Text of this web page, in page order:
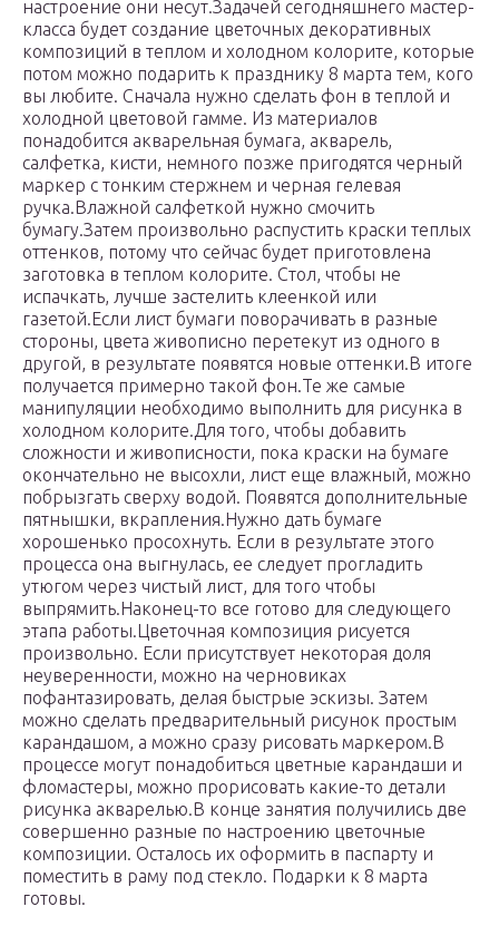
настроение они несут.Задачей сегодняшнего мастер-
класса будет создание цветочных декоративных
композиций в теплом и холодном колорите, которые
потом можно подарить к празднику 8 марта тем, кого
вы любите. Сначала нужно сделать фон в теплой и
холодной цветовой гамме. Из материалов
понадобится акварельная бумага, акварель,
салфетка, кисти, немного позже пригодятся черный
маркер с тонким стержнем и черная гелевая
ручка.Влажной салфеткой нужно смочить
бумагу.Затем произвольно распустить краски теплых
оттенков, потому что сейчас будет приготовлена
заготовка в теплом колорите. Стол, чтобы не
испачкать, лучше застелить клеенкой или
газетой.Если лист бумаги поворачивать в разные
стороны, цвета живописно перетекут из одного в
другой, в результате появятся новые оттенки.В итоге
получается примерно такой фон.Те же самые
манипуляции необходимо выполнить для рисунка в
холодном колорите.Для того, чтобы добавить
сложности и живописности, пока краски на бумаге
окончательно не высохли, лист еще влажный, можно
побрызгать сверху водой. Появятся дополнительные
пятнышки, вкрапления.Нужно дать бумаге
хорошенько просохнуть. Если в результате этого
процесса она выгнулась, ее следует прогладить
утюгом через чистый лист, для того чтобы
выпрямить.Наконец-то все готово для следующего
этапа работы.Цветочная композиция рисуется
произвольно. Если присутствует некоторая доля
неуверенности, можно на черновиках
пофантазировать, делая быстрые эскизы. Затем
можно сделать предварительный рисунок простым
карандашом, а можно сразу рисовать маркером.В
процессе могут понадобиться цветные карандаши и
фломастеры, можно прорисовать какие-то детали
рисунка акварелью.В конце занятия получились две
совершенно разные по настроению цветочные
композиции. Осталось их оформить в паспарту и
поместить в раму под стекло. Подарки к 8 марта
готовы.